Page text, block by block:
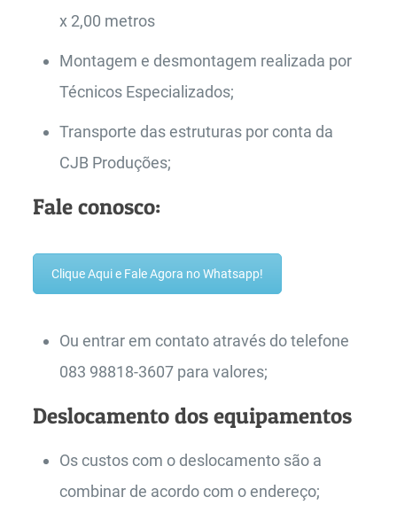
x 2,00 metros
Montagem e desmontagem realizada por
Técnicos Especializados;
Transporte das estruturas por conta da
CJB Produções;
Fale conosco:
Clique Aqui e Fale Agora no Whatsapp!
Ou entrar em contato através do telefone
083 98818-3607 para valores;
Deslocamento dos equipamentos
Os custos com o deslocamento são a
combinar de acordo com o endereço;